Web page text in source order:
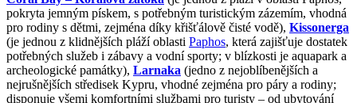
pokryta jemným pískem, s potřebným turistickým zázemím, vhodná
pro rodiny s dětmi, zejména díky křišťálově čisté vodě), Kissonerga
(je jednou z klidnějších pláží oblasti Paphos, která zajišťuje dostatek
potřebných služeb i zábavy a vodní sporty; v blízkosti je aquapark a
archeologické památky), Larnaka (jedno z nejoblíbenějších a
nejrušnějších středisek Kypru, vhodné zejména pro páry a rodiny;
disponuje všemi komfortními službami pro turisty – od ubytování